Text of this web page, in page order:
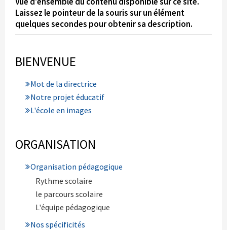
Laissez le pointeur de la souris sur un élément
quelques secondes pour obtenir sa description.
BIENVENUE
Mot de la directrice
Notre projet éducatif
L'école en images
ORGANISATION
Organisation pédagogique
Rythme scolaire
le parcours scolaire
L'équipe pédagogique
Nos spécificités